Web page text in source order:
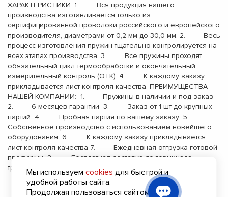
ХАРАКТЕРИСТИКИ: 1. Вся продукция нашего
производства изготавливается только из
сертифицированной проволоки российского и европейского
производителя, диаметрами от 0,2 мм до 30,0 мм. 2. Весь
процесс изготовления пружин тщательно контролируется на
всех этапах производства. 3. Все пружины проходят
обязательный цикл термообработки и окончательный
измерительный контроль (ОТК). 4. К каждому заказу
прикладывается лист контроля качества. ПРЕИМУЩЕСТВА
НАШЕЙ КОМПАНИИ: 1. Пружины в наличии и под заказ
2. 6 месяцев гарантии 3. Заказ от 1 шт до крупных
партий 4. Пробная партия по вашему заказу 5.
Собственное производство с использованием новейшего
оборудования 6. К каждому заказу прикладывается
лист контроля качества 7. Ежедневная отгрузка готовой
продукции 8. Бесплатная доставка до терминала
транспортной компании 9. Опыт работы с 2000 года
Мы используемcookies для быстрой и
удобной работы сайта.
Продолжая пользоваться сайтом, вы